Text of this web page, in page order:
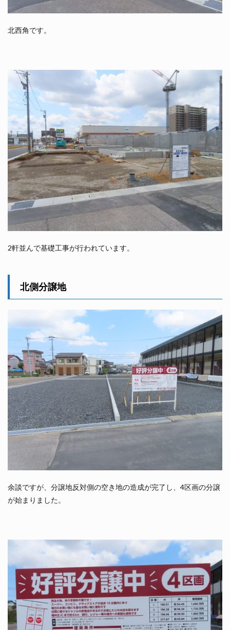
北西角です。
2軒並んで基礎工事が行われています。
北側分譲地
余談ですが、分譲地反対側の空き地の造成が完了し、4区画の分譲
が始まりました。